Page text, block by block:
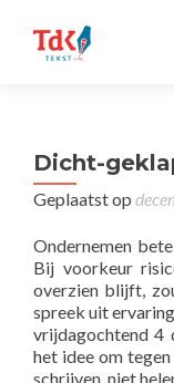
Dicht-
Geplaatst op
Ondernemen
Bij voorkeur
overzien blijft,
spreek uit
vrijdagochtend 4
het idee om
schrijven, niet